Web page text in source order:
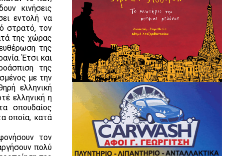
κινήσεις
εντολή να
στρατό, τον
της χώρας
της
Έτσι και
της
με την
ελληνική
ελληνική η
σπουδαίος
οποία, κατά
τον
πολύ